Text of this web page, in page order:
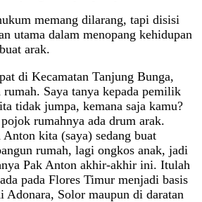
memang dilarang, tapi disisi
utama dalam menopang kehidupan
arak.
di Kecamatan Tanjung Bunga,
rumah. Saya tanya kepada pemilik
tidak jumpa, kemana saja kamu?
rumahnya ada drum arak.
kita (saya) sedang buat
rumah, lagi ongkos anak, jadi
Pak Anton akhir-akhir ini. Itulah
pada Flores Timur menjadi basis
Adonara, Solor maupun di daratan